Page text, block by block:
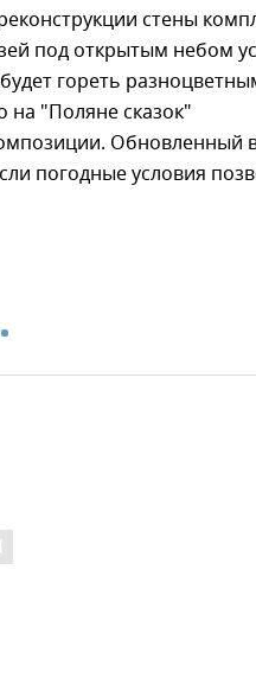
стены
под открытым небом
гореть
на "Поляне сказок"
Обновленный
погодные условия